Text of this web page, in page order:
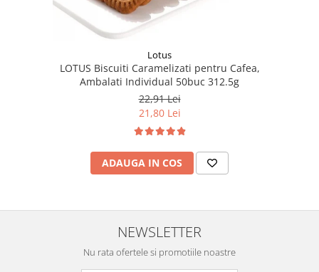
Lotus
LOTUS Biscuiti Caramelizati pentru Cafea,
Ambalati Individual 50buc 312.5g
22,91 Lei
21,80 Lei
ADAUGA IN COS
NEWSLETTER
Nu rata ofertele si promotiile noastre